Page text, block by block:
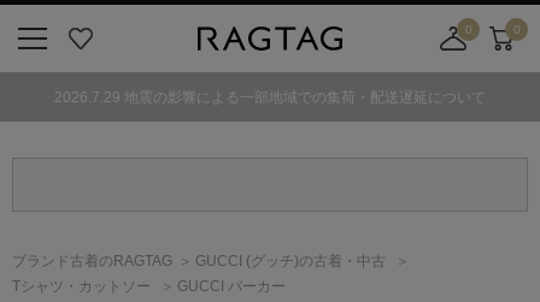
気
0
舗
カ
0
2026.7.29 地震の影響による一部地域での集荷・配送遅延について
ブランド古着のRAGTAG GUCCI (グッチ)の古着・中古
Tシャツ・カットソー
GUCCI パーカー